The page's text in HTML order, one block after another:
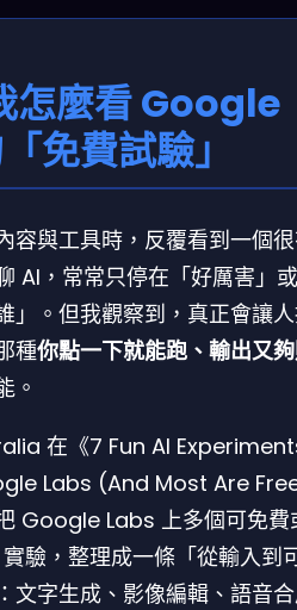
怎麼看 Google
免費試驗」
容與工具時，反覆看到一個
AI，常常只停在「好厲害」或
」。但我觀察到，真正會讓
種你點一下就能跑、輸出又
。
在《7 Fun AI
Labs (And Most Are
Google Labs 上多個可免費
驗，整理成一條「從輸入到
文字生成、影像編輯、語音